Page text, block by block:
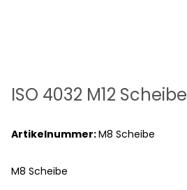
ISO 4032 M12 Scheibe
Artikelnummer:M8 Scheibe
M8 Scheibe